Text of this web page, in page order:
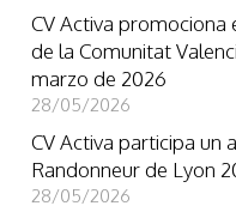
CV Activa promociona
de la Comunitat
marzo de 2026
28/05/2026
CV Activa participa un
Randonneur de Lyon
28/05/2026